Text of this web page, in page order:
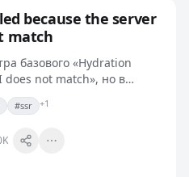
because the server
match
базового «Hydration
not match», но в
с уточнением: «server
the client». В консоли —…
#ssr +1